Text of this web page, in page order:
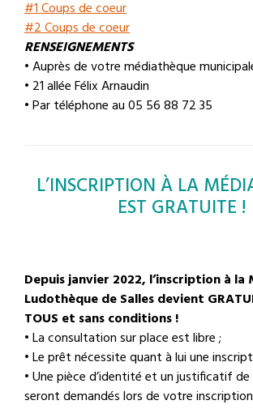
#1 Coups de coeur
#2 Coups de coeur
RENSEIGNEMENTS
• Auprès de votre médiathèque
• 21 allée Félix Arnaudin
• Par téléphone au 05 56 88 72 35
L’INSCRIPTION À LA
EST GRATUITE !
Depuis janvier 2022, l’inscription à
Ludothèque de Salles devient
TOUS et sans conditions !
• La consultation sur place est libre ;
• Le prêt nécessite quant à lui une
• Une pièce d’identité et un justificatif
seront demandés lors de votre